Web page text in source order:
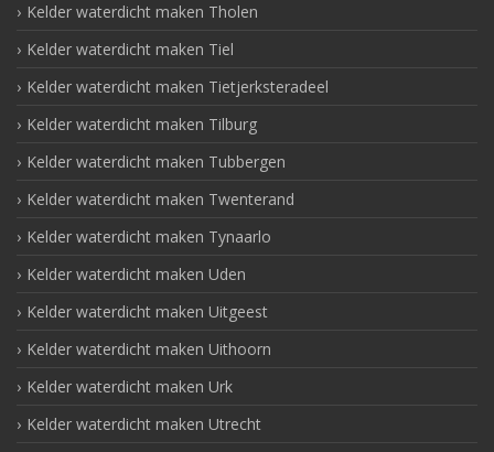
Kelder waterdicht maken Tholen
Kelder waterdicht maken Tiel
Kelder waterdicht maken Tietjerksteradeel
Kelder waterdicht maken Tilburg
Kelder waterdicht maken Tubbergen
Kelder waterdicht maken Twenterand
Kelder waterdicht maken Tynaarlo
Kelder waterdicht maken Uden
Kelder waterdicht maken Uitgeest
Kelder waterdicht maken Uithoorn
Kelder waterdicht maken Urk
Kelder waterdicht maken Utrecht